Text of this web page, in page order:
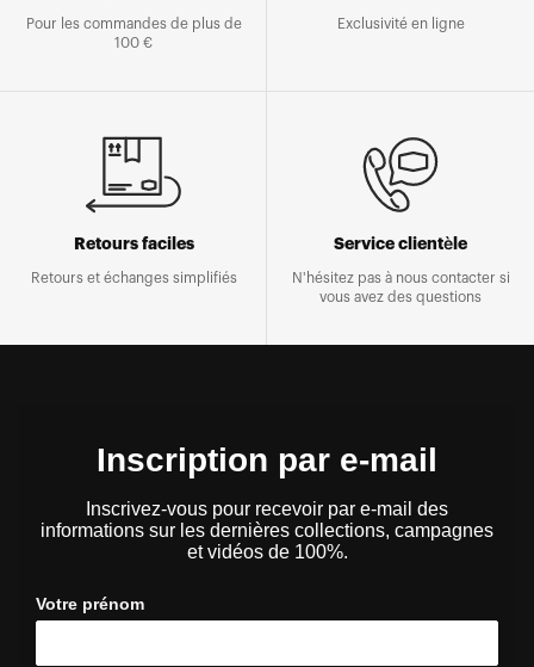
Pour les commandes de plus de
100 €
Exclusivité en ligne
Retours faciles
Retours et échanges simplifiés
Service clientèle
N'hésitez pas à nous contacter si
vous avez des questions
Inscription par e-mail
Inscrivez-vous pour recevoir par e-mail des
informations sur les dernières collections, campagnes
et vidéos de 100%.
Votre prénom